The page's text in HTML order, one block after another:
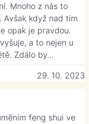
Mnoho z nás to
Avšak když nad tím
opak je pravdou.
a to nejen u
Zdálo by…
29. 10. 2023
feng shui ve